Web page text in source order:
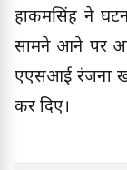
हाकमसिंह ने
सामने आने पर
एएसआई रंजना
कर दिए।